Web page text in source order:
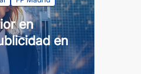
en
en